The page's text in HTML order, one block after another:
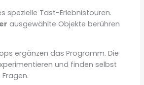
spezielle Tast-Erlebnistouren.
ausgewählte Objekte berühren
ergänzen das Programm. Die
und finden selbst